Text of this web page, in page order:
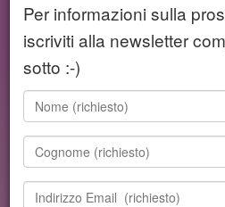
Corso di
Domenica 05
A Sant'Agata
in Via Circondaria Ovest
Per informazioni sulla
iscriviti alla newsletter
sotto :-)
Nome
(richiesto)
Cognome
(richiesto)
Indirizzo